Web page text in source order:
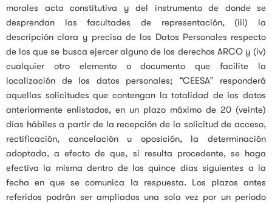
morales acta constitutiva y del instrumento de donde se
desprendan las facultades de representación, (iii) la
descripción clara y precisa de los Datos Personales respecto
de los que se busca ejercer alguno de los derechos ARCO y (iv)
cualquier otro elemento o documento que facilite la
localización de los datos personales; “CEESA” responderá
aquellas solicitudes que contengan la totalidad de los datos
anteriormente enlistados, en un plazo máximo de 20 (veinte)
días hábiles a partir de la recepción de la solicitud de acceso,
rectificación, cancelación u oposición, la determinación
adoptada, a efecto de que, si resulta procedente, se haga
efectiva la misma dentro de los quince días siguientes a la
fecha en que se comunica la respuesta. Los plazos antes
referidos podrán ser ampliados una sola vez por un periodo